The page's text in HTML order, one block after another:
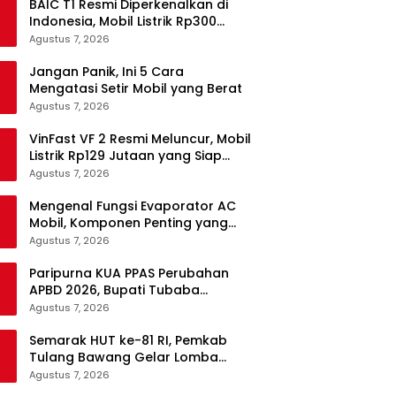
BAIC T1 Resmi Diperkenalkan di
Indonesia, Mobil Listrik Rp300
Jutaan Siap Ramaikan Pasar EV
Agustus 7, 2026
Jangan Panik, Ini 5 Cara
Mengatasi Setir Mobil yang Berat
Agustus 7, 2026
VinFast VF 2 Resmi Meluncur, Mobil
Listrik Rp129 Jutaan yang Siap
Jadi Alternatif Pengganti Motor
Agustus 7, 2026
Mengenal Fungsi Evaporator AC
Mobil, Komponen Penting yang
Sering Terlupakan
Agustus 7, 2026
Paripurna KUA PPAS Perubahan
APBD 2026, Bupati Tubaba
Targetkan Pendapatan Daerah
Agustus 7, 2026
Semarak HUT ke-81 RI, Pemkab
Tulang Bawang Gelar Lomba
Senam Udang Manis
Agustus 7, 2026